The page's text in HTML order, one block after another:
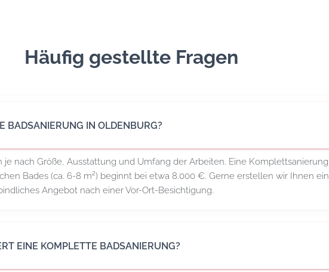
Häufig gestellte Fragen
BADSANIERUNG IN OLDENBURG?
je nach Größe, Ausstattung und Umfang der Arbeiten. Eine Komplettsanierung
Bades (ca. 6-8 m²) beginnt bei etwa 8.000 €. Gerne erstellen wir Ihnen ein
Angebot nach einer Vor-Ort-Besichtigung.
EINE KOMPLETTE BADSANIERUNG?